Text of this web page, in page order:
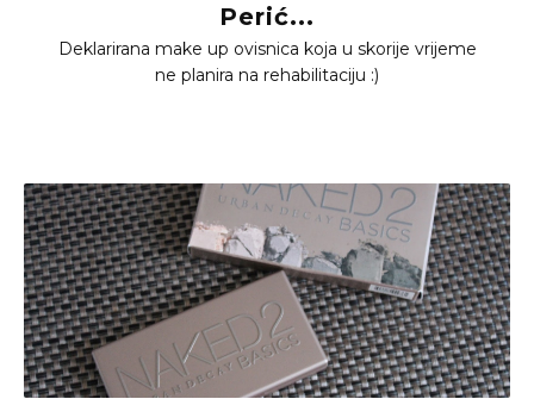
Perić...
Deklarirana make up ovisnica koja u skorije vrijeme
ne planira na rehabilitaciju :)